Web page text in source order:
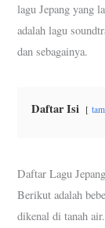
lagu Jepang yang
adalah lagu
dan sebagainya.
Daftar Isi
Daftar Lagu
Berikut adalah
dikenal di tanah